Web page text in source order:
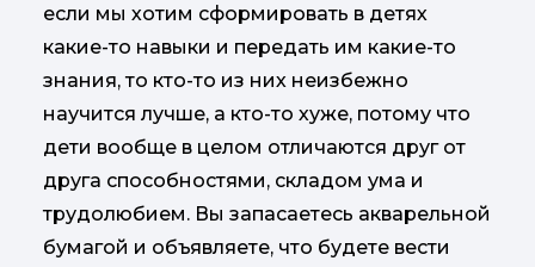
если мы хотим сформировать в детях
какие-то навыки и передать им какие-то
знания, то кто-то из них неизбежно
научится лучше, а кто-то хуже, потому что
дети вообще в целом отличаются друг от
друга способностями, складом ума и
трудолюбием. Вы запасаетесь акварельной
бумагой и объявляете, что будете вести